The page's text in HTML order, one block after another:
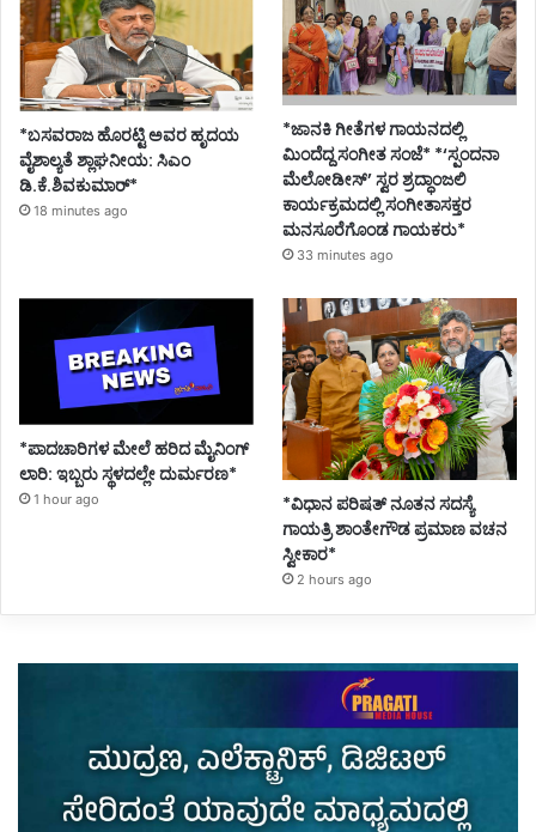
*ಬಸವರಾಜ ಹೊರಟ್ಟಿ ಅವರ ಹೃದಯ
ವೈಶಾಲ್ಯತೆ ಶ್ಲಾಘನೀಯ: ಸಿಎಂ
ಡಿ.ಕೆ.ಶಿವಕುಮಾರ್*
18 minutes ago
*ಜಾನಕಿ ಗೀತೆಗಳ ಗಾಯನದಲ್ಲಿ
ಮಿಂದೆದ್ದ ಸಂಗೀತ ಸಂಜೆ* *‘ಸ್ಪಂದನಾ
ಮೆಲೋಡೀಸ್’ ಸ್ವರ ಶ್ರದ್ಧಾಂಜಲಿ
ಕಾರ್ಯಕ್ರಮದಲ್ಲಿ ಸಂಗೀತಾಸಕ್ತರ
ಮನಸೂರೆಗೊಂಡ ಗಾಯಕರು*
33 minutes ago
*ಪಾದಚಾರಿಗಳ ಮೇಲೆ ಹರಿದ ಮೈನಿಂಗ್
ಲಾರಿ: ಇಬ್ಬರು ಸ್ಥಳದಲ್ಲೇ ದುರ್ಮರಣ*
1 hour ago
*ವಿಧಾನ ಪರಿಷತ್ ನೂತನ ಸದಸ್ಯೆ
ಗಾಯತ್ರಿ ಶಾಂತೇಗೌಡ ಪ್ರಮಾಣ ವಚನ
ಸ್ವೀಕಾರ*
2 hours ago